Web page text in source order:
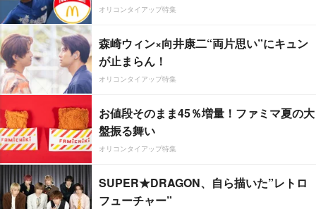
オリコンタイアップ特集
森崎ウィン×向井康二“両片思い”にキュン
が止まらん！
オリコンタイアップ特集
お値段そのまま45％増量！ファミマ夏の大
盤振る舞い
オリコンタイアップ特集
SUPER★DRAGON、自ら描いた”レトロ
フューチャー”